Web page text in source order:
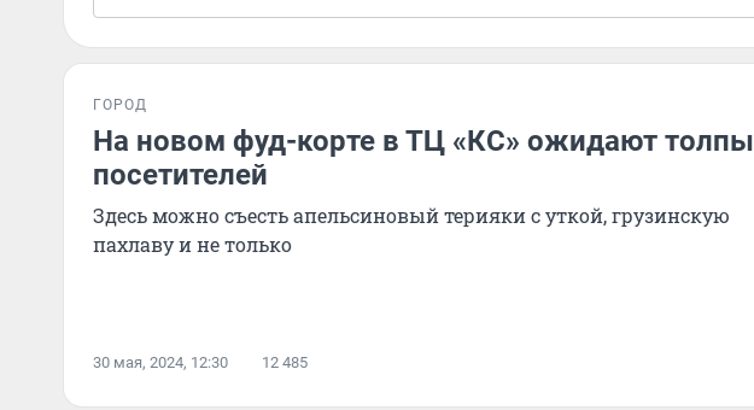
ГОРОД
На новом фуд-корте в ТЦ «КС» ожидают толпы
посетителей
Здесь можно съесть апельсиновый терияки с уткой, грузинскую
пахлаву и не только
30 мая, 2024, 12:30 12 485